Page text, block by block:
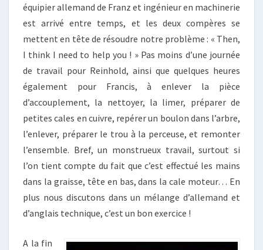
équipier allemand de Franz et ingénieur en machinerie
est arrivé entre temps, et les deux compères se
mettent en tête de résoudre notre problème : « Then,
I think I need to help you ! » Pas moins d’une journée
de travail pour Reinhold, ainsi que quelques heures
également pour Francis, à enlever la pièce
d’accouplement, la nettoyer, la limer, préparer de
petites cales en cuivre, repérer un boulon dans l’arbre,
l’enlever, préparer le trou à la perceuse, et remonter
l’ensemble. Bref, un monstrueux travail, surtout si
l’on tient compte du fait que c’est effectué les mains
dans la graisse, tête en bas, dans la cale moteur… En
plus nous discutons dans un mélange d’allemand et
d’anglais technique, c’est un bon exercice !
A la fin